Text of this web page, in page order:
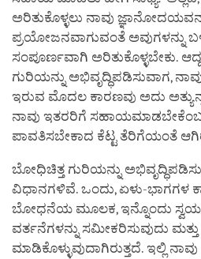
ಅರಿತುಕೊಳ್ಳಲು ನಾವು
ಪ್ರಯೋಜನವಾಗುವಂತೆ ಅವುಗಳನ್ನು
ಸಂಪೂರ್ಣವಾಗಿ ಅರಿತುಕೊಳ್ಳಬೇಕು.
ಗುರಿಯನ್ನು ಅಭಿವೃದ್ಧಿಪಡಿಸುವಾಗ,
ಇರುವ ಮೊದಲ ಕಾರಣವು ಅದು
ನಾವು ಇತರರಿಗೆ ಸಹಾಯಮಾಡಬೇಕೆಂಬ
ಪಾವತಿಸಬೇಕಾದ ಕೆಟ್ಟ ತೆರಿಗೆಯಂತೆ
ಬೋಧಿಚಿತ್ತ ಗುರಿಯನ್ನು
ವಿಧಾನಗಳಿವೆ. ಒಂದು, ಏಳು-ಭಾಗಗಳ
ಬೋಧನೆಯ ಮೂಲಕ, ಇನ್ನೊಂದು ಸ್ವಯಂ
ವರ್ತನೆಗಳನ್ನು ಸಮೀಕರಿಸುವುದು
ಮಾಡಿಕೊಳ್ಳುವುದಾಗಿರುತ್ತದೆ. ಇಲ್ಲಿ